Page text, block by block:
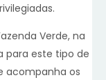
Verde, na
para este tipo de
acompanha os